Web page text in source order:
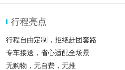
行程亮点
行程自由定制，拒绝赶团套路
专车接送，省心适配全场景
无购物，无自费，无推